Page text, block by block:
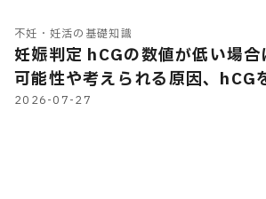
不妊・妊活の基礎知識
妊娠判定 hCGの数値が低い場
可能性や考えられる原因、hCG
有無などを解説
2026-07-27